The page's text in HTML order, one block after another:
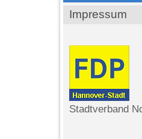
Impressum
Stadtverband